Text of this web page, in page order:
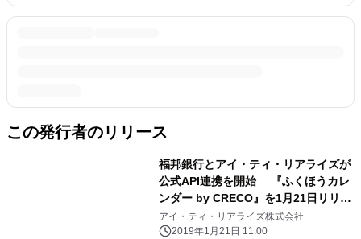
この発行者のリリース
福邦銀行とアイ・ティ・リアライズが
公式API連携を開始 『ふくほうカレ
ンダー by CRECO』を1月21日リリー
ス
アイ・ティ・リアライズ株式会社
2019年1月21日 11:00